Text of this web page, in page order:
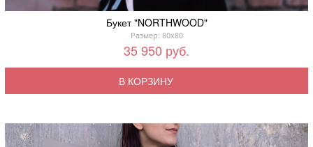
Букет "NORTHWOOD"
Размер: 80x80
35 950 руб.
В КОРЗИНУ